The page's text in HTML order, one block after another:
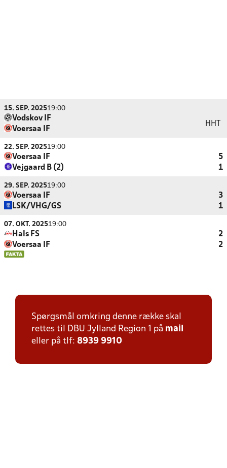
15. SEP. 202519:00
Vodskov IF
Voersaa IF
HHT
22. SEP. 202519:00
Voersaa IF
5
Vejgaard B (2)
1
29. SEP. 202519:00
Voersaa IF
3
LSK/VHG/GS
1
07. OKT. 202519:00
Hals FS
2
Voersaa IF
2
Spørgsmål omkring denne række skal
rettes til DBU Jylland Region 1 på mail
eller på tlf: 8939 9910